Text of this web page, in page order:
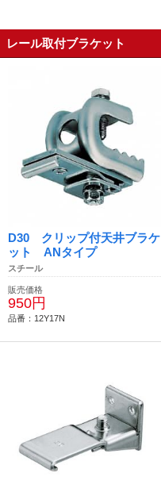
レール取付ブラケット
D30 クリップ付天井ブラケ
ット ANタイプ
スチール
販売価格
950円
品番：12Y17N